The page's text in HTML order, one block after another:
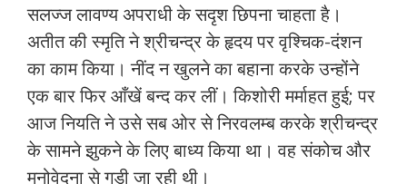
सलज्ज लावण्य अपराधी के सदृश छिपना चाहता है।
अतीत की स्मृति ने श्रीचन्द्र के हृदय पर वृश्चिक-दंशन
का काम किया। नींद न खुलने का बहाना करके उन्होंने
एक बार फिर आँखें बन्द कर लीं। किशोरी मर्माहत हुई; पर
आज नियति ने उसे सब ओर से निरवलम्ब करके श्रीचन्द्र
के सामने झुकने के लिए बाध्य किया था। वह संकोच और
मनोवेदना से गड़ी जा रही थी।